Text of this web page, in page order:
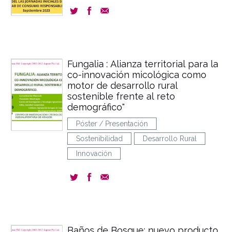
Fungalia : Alianza territorial para la
co-innovación micológica como
motor de desarrollo rural
sostenible frente al reto
demográfico"
Póster / Presentación
Sostenibilidad
Desarrollo Rural
Innovación